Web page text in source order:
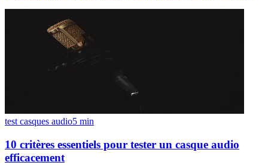
test casques audio5 min
10 critères essentiels pour tester un casque audio
efficacement